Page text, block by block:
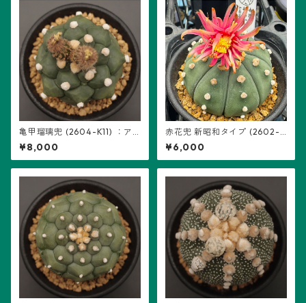
亀甲瑠璃兜 (2604-K11) ：ア
ストロフィツム属 ※実生
¥8,000
赤花兜 新昭和タイプ (2602-A
04)：アストロフィツム属 ※
実生
¥6,000